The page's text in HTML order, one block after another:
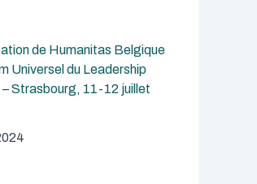
de Humanitas Belgique
Universel du Leadership
– Strasbourg, 11-12 juillet